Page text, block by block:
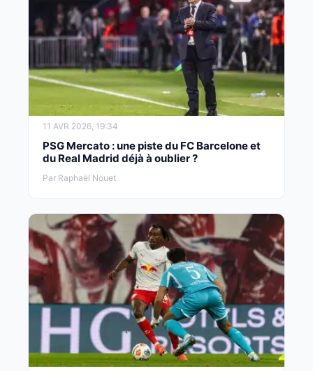
11 AVR 2026, 19:34
PSG Mercato : une piste du FC Barcelone et
du Real Madrid déjà à oublier ?
Par Raphaël Nouet